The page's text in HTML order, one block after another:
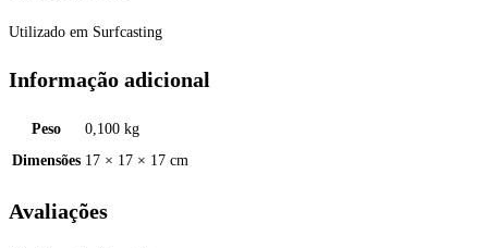
Utilizado em Surfcasting
Informação adicional
Peso
0,100 kg
Dimensões 17 × 17 × 17 cm
Avaliações